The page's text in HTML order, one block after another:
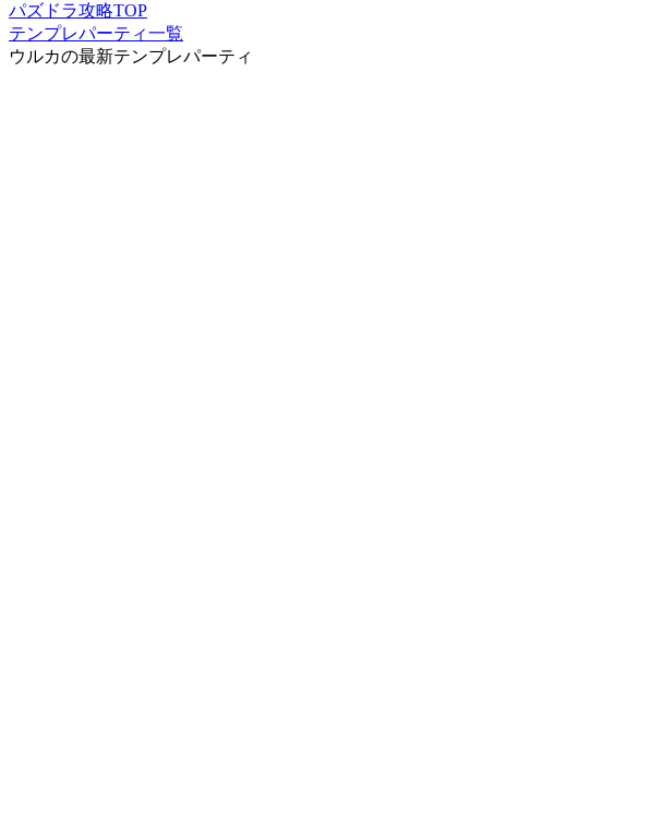
パズドラ攻略TOP
テンプレパーティ一覧
ウルカの最新テンプレパーティ